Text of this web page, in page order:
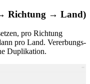
→ Richtung → Land)
pro Richtung
pro Land. Vererbungs-
Duplikation.